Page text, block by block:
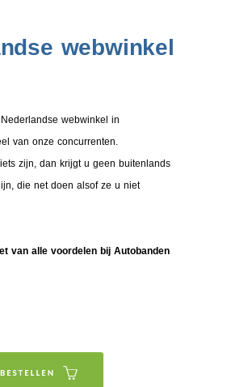
webwinkel
webwinkel in
van onze concurrenten.
zijn, dan krijgt u geen buitenlands
die net doen alsof ze u niet
van alle voordelen bij Autobanden